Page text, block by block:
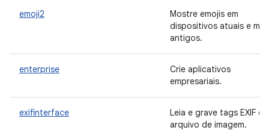
emoji2
Mostre emojis em
dispositivos atuais e
antigos.
enterprise
Crie aplicativos
empresariais.
exifinterface
Leia e grave tags EXIF do
arquivo de imagem.